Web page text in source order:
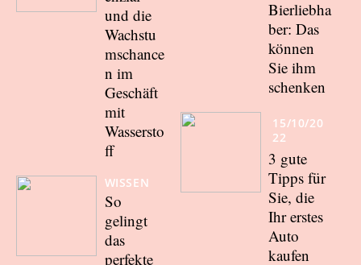
und die
Wachstu
mschance
n im
Geschäft
mit
Wassersto
ff
WISSEN
So
gelingt
das
perfekte
Bierliebha
ber: Das
können
Sie ihm
schenken
15/10/20
22
3 gute
Tipps für
Sie, die
Ihr erstes
Auto
kaufen